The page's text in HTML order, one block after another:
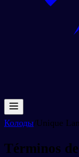
Колоды/Unique
Términos